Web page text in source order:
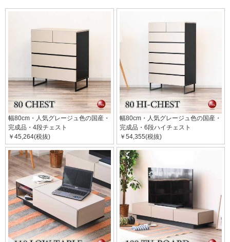
幅80cm・人気グレージュ色の国産・
完成品・4段チェスト
￥45,264(税抜)
幅80cm・人気グレージュ色の国産・
完成品・6段ハイチェスト
￥54,355(税抜)